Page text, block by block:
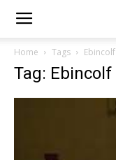
Home Tags Ebincolf
Tag: Ebincolf